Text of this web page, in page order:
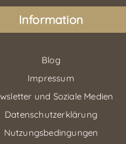
Information
Blog
Impressum
und Soziale Medien
Datenschutzerklärung
Nutzungsbedingungen